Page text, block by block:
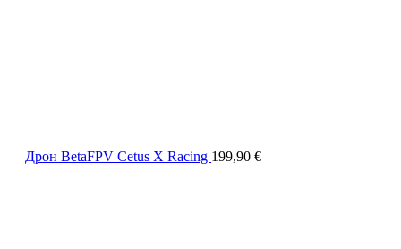
Дрон BetaFPV Cetus X Racing 199,90 €